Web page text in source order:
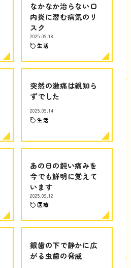
なかなか治らない口
内炎に潜む病気のリ
スク
2025.09.18
生活
突然の激痛は親知ら
ずでした
2025.09.14
生活
あの日の鈍い痛みを
今でも鮮明に覚えて
います
2025.09.12
医療
銀歯の下で静かに広
がる虫歯の脅威